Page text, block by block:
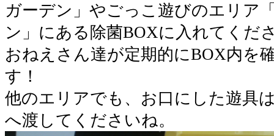
ガーデン」やごっこ遊びのエリア
ン」にある除菌BOXに入れてくだ
おねえさん達が定期的にBOX内を
す！
他のエリアでも、お口にした遊具
へ渡してくださいね。